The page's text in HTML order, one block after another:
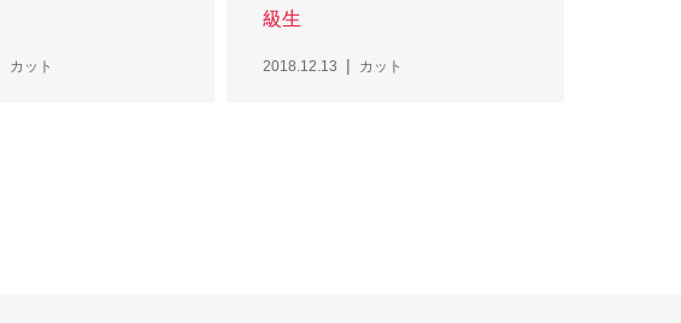
カット
級生
2018.12.13 カット